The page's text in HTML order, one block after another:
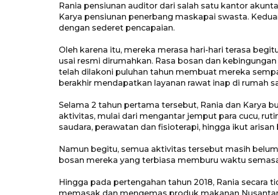
Rania pensiunan auditor dari salah satu kantor
Karya pensiunan penerbang maskapai swasta.
dengan sederet pencapaian.
Oleh karena itu, mereka merasa hari-hari terasa
usai resmi dirumahkan. Rasa bosan dan
telah dilakoni puluhan tahun membuat mereka
berakhir mendapatkan layanan rawat inap di rumah
Selama 2 tahun pertama tersebut, Rania dan Karya
aktivitas, mulai dari mengantar jemput para cucu,
saudara, perawatan dan fisioterapi, hingga ikut
Namun begitu, semua aktivitas tersebut masih
bosan mereka yang terbiasa memburu waktu
Hingga pada pertengahan tahun 2018, Rania secara
memasak dan mengemas produk makanan